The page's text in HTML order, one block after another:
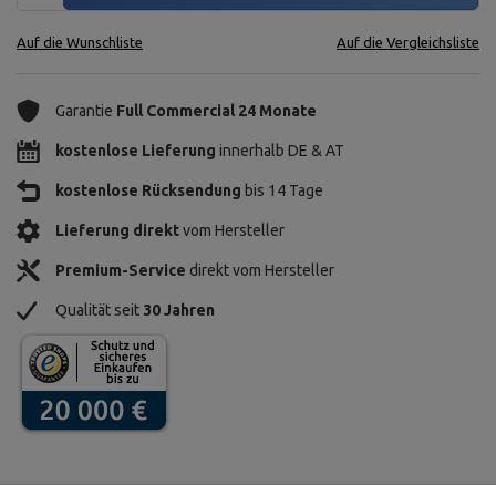
Auf die Wunschliste Auf die Vergleichsliste
Garantie Full Commercial 24 Monate
kostenlose Lieferung innerhalb DE & AT
kostenlose Rücksendung bis 14 Tage
Lieferung direktvom Hersteller
Premium-Service direkt vom Hersteller
Qualität seit 30 Jahren